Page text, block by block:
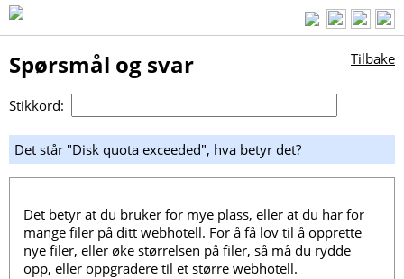
Spørsmål og svar Tilbake
Stikkord:
Det står "Disk quota exceeded", hva betyr det?
Det betyr at du bruker for mye plass, eller at du har for
mange filer på ditt webhotell. For å få lov til å opprette
nye filer, eller øke størrelsen på filer, så må du rydde
opp, eller oppgradere til et større webhotell.